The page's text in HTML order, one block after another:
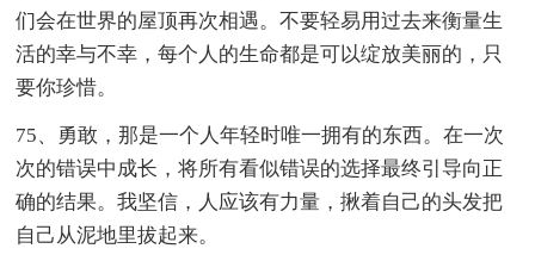
们会在世界的屋顶再次相遇。不要轻易用过去来衡量生
活的幸与不幸，每个人的生命都是可以绽放美丽的，只
要你珍惜。
75、勇敢，那是一个人年轻时唯一拥有的东西。在一次
次的错误中成长，将所有看似错误的选择最终引导向正
确的结果。我坚信，人应该有力量，揪着自己的头发把
自己从泥地里拔起来。